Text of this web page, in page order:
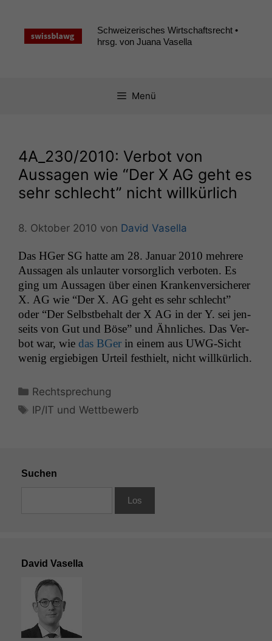
springen
Schweizerisches Wirtschaftsrecht •
hrsg. von Juana Vasella
Menü
4A_230/2010: Verbot von
Aussagen wie “Der X AG geht es
sehr schlecht” nicht willkürlich
8. Oktober 2010 von David Vasella
Das HGer SG hat­te am 28. Jan­u­ar 2010 mehrere
Aus­sagen als unlauter vor­sor­glich ver­boten. Es
ging um Aus­sagen über einen Kranken­ver­sicher­er
X. AG wie “Der X. AG geht es sehr schlecht”
oder “Der Selb­st­be­halt der X AG in der Y. sei jen­
seits von Gut und Böse” und Ähn­lich­es. Das Ver­
bot war, wie das BGer in einem aus UWG-Sicht
wenig ergiebi­gen Urteil fes­thielt, nicht willkürlich.
Kategorien
Rechtsprechung
Schlagwörter
IP/IT und Wettbewerb
Suchen
David Vasella